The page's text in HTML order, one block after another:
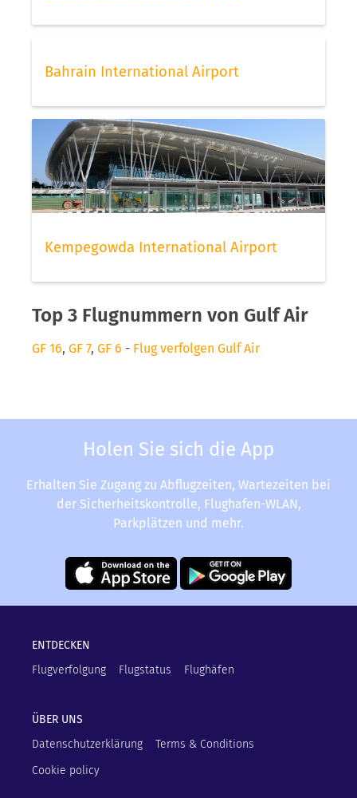
Bahrain International Airport
Kempegowda International Airport
Top 3 Flugnummern von Gulf Air
GF 16, GF 7, GF 6 - Flug verfolgen Gulf Air
Holen Sie sich die App
Erhalten Sie Zugang zu Abflugzeiten, Wartezeiten bei
der Sicherheitskontrolle, Flughafen-WLAN,
Parkplätzen und mehr.
ENTDECKEN
Flugverfolgung
Flugstatus Flughäfen
ÜBER UNS
Datenschutzerklärung
Terms & Conditions
Cookie policy